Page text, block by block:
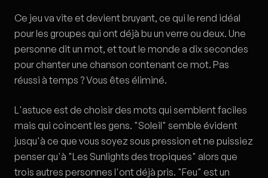
Ce jeu va vite et devient bruyant, ce qui le rend idéal
pour les groupes qui ont déjà bu un verre ou deux. Une
personne dit un mot, et tout le monde a dix secondes
pour chanter une chanson contenant ce mot. Pas
réussi à temps ? Vous êtes éliminé.
L'astuce est de choisir des mots qui semblent faciles
mais qui coincent les gens. "Soleil" semble évident
jusqu'à ce que vous soyez sous pression et ne puissiez
penser qu'à "Les Sunlights des tropiques" alors que
trois autres personnes l'ont déjà pris. "Feu" est un